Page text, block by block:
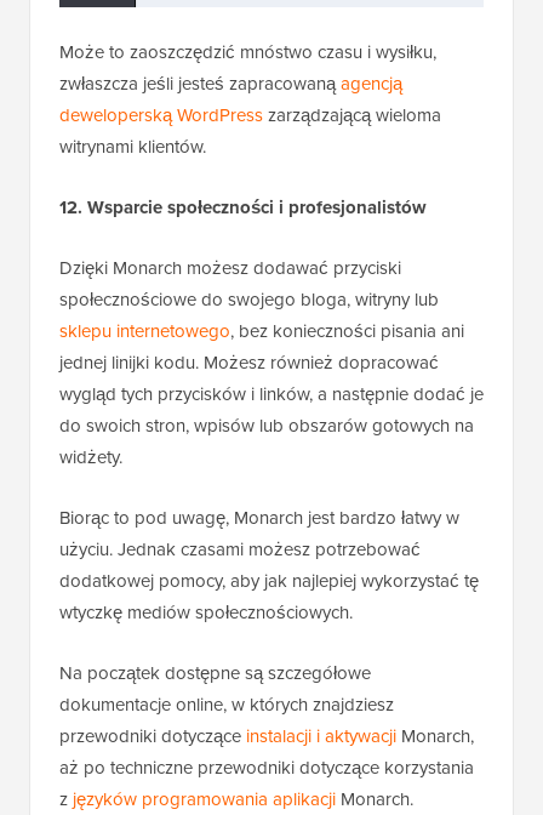
Może to zaoszczędzić mnóstwo czasu i wysiłku,
zwłaszcza jeśli jesteś zapracowanąagencją
deweloperską WordPresszarządzającą wieloma
witrynami klientów.
12. Wsparcie społeczności i profesjonalistów
Dzięki Monarch możesz dodawać przyciski
społecznościowe do swojego bloga, witryny lub
sklepu internetowego, bez konieczności pisania ani
jednej linijki kodu. Możesz również dopracować
wygląd tych przycisków i linków, a następnie dodać je
do swoich stron, wpisów lub obszarów gotowych na
widżety.
Biorąc to pod uwagę, Monarch jest bardzo łatwy w
użyciu. Jednak czasami możesz potrzebować
dodatkowej pomocy, aby jak najlepiej wykorzystać tę
wtyczkę mediów społecznościowych.
Na początek dostępne są szczegółowe
dokumentacje online, w których znajdziesz
przewodniki dotyczące instalacji i aktywacji Monarch,
aż po techniczne przewodniki dotyczące korzystania
z języków programowania aplikacji Monarch.